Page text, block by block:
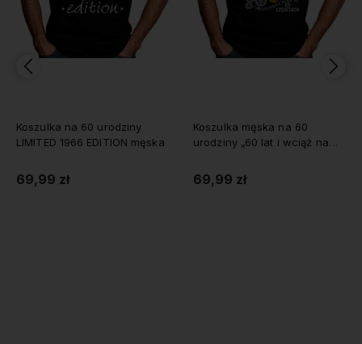
Koszulka na 60 urodziny
LIMITED 1966 EDITION męska
69,99 zł
Koszulka męska na 60
urodziny „60 lat i wciąż na
69,99 zł